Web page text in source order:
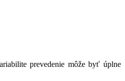
prevedenie môže byť úplne